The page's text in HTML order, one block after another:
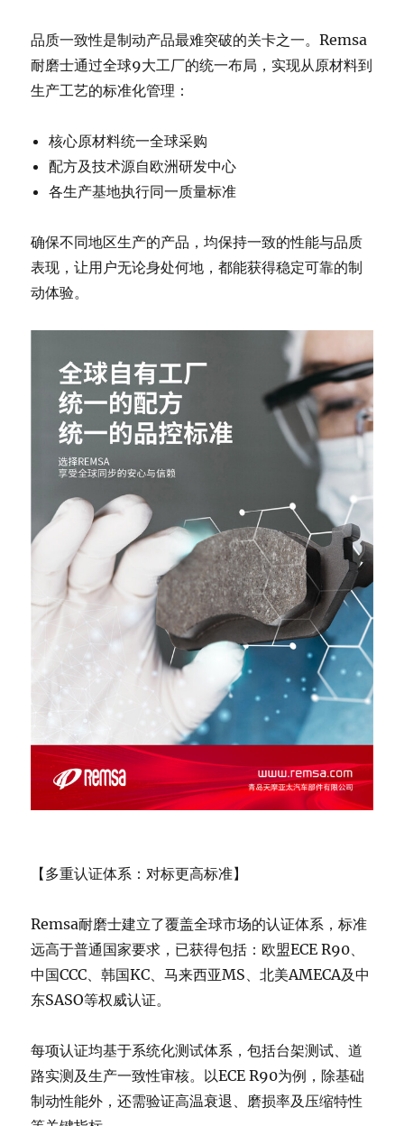
品质一致性是制动产品最难突破的关卡之一。Remsa
耐磨士通过全球9大工厂的统一布局，实现从原材料到
生产工艺的标准化管理：
核心原材料统一全球采购
配方及技术源自欧洲研发中心
各生产基地执行同一质量标准
确保不同地区生产的产品，均保持一致的性能与品质
表现，让用户无论身处何地，都能获得稳定可靠的制
动体验。
【多重认证体系：对标更高标准】
Remsa耐磨士建立了覆盖全球市场的认证体系，标准
远高于普通国家要求，已获得包括：欧盟ECE R90、
中国CCC、韩国KC、马来西亚MS、北美AMECA及中
东SASO等权威认证。
每项认证均基于系统化测试体系，包括台架测试、道
路实测及生产一致性审核。以ECE R90为例，除基础
制动性能外，还需验证高温衰退、磨损率及压缩特性